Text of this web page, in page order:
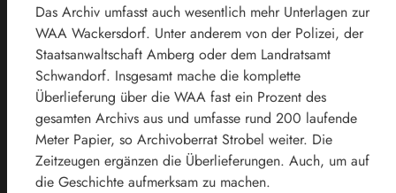
Das Archiv umfasst auch wesentlich mehr Unterlagen zur
WAA Wackersdorf. Unter anderem von der Polizei, der
Staatsanwaltschaft Amberg oder dem Landratsamt
Schwandorf. Insgesamt mache die komplette
Überlieferung über die WAA fast ein Prozent des
gesamten Archivs aus und umfasse rund 200 laufende
Meter Papier, so Archivoberrat Strobel weiter. Die
Zeitzeugen ergänzen die Überlieferungen. Auch, um auf
die Geschichte aufmerksam zu machen.